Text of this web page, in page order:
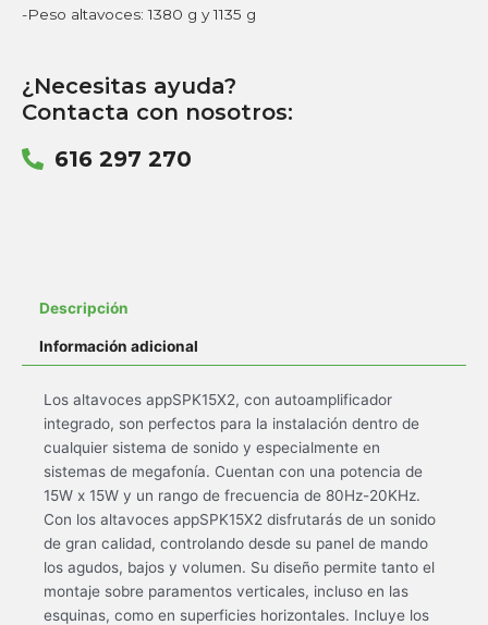
-Peso altavoces: 1380 g y 1135 g
¿Necesitas ayuda?
Contacta con nosotros:
616 297 270
Descripción
Información adicional
Los altavoces appSPK15X2, con autoamplificador
integrado, son perfectos para la instalación dentro de
cualquier sistema de sonido y especialmente en
sistemas de megafonía. Cuentan con una potencia de
15W x 15W y un rango de frecuencia de 80Hz-20KHz.
Con los altavoces appSPK15X2 disfrutarás de un sonido
de gran calidad, controlando desde su panel de mando
los agudos, bajos y volumen. Su diseño permite tanto el
montaje sobre paramentos verticales, incluso en las
esquinas, como en superficies horizontales. Incluye los